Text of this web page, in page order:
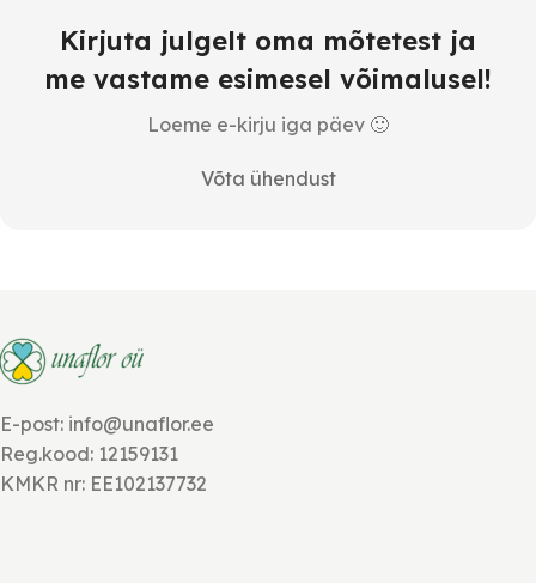
Kirjuta julgelt oma mõtetest ja
me vastame esimesel võimalusel!
Loeme e-kirju iga päev 🙂
Võta ühendust
E-post: info@unaflor.ee
Reg.kood: 12159131
KMKR nr: EE102137732